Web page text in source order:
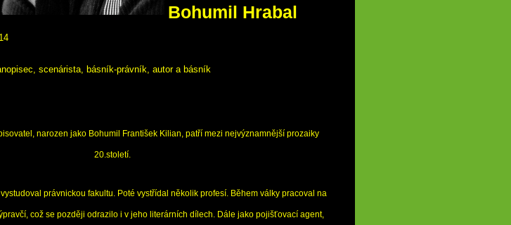
Bohumil Hrabal
scenárista, básník-právník, autor a básník
narozen jako Bohumil František Kilian, patří mezi nejvýznamnější prozaiky
20.století.
právnickou fakultu. Poté vystřídal několik profesí. Během války pracoval na
což se později odrazilo i v jeho literárních dílech. Dále jako pojišťovací agent,